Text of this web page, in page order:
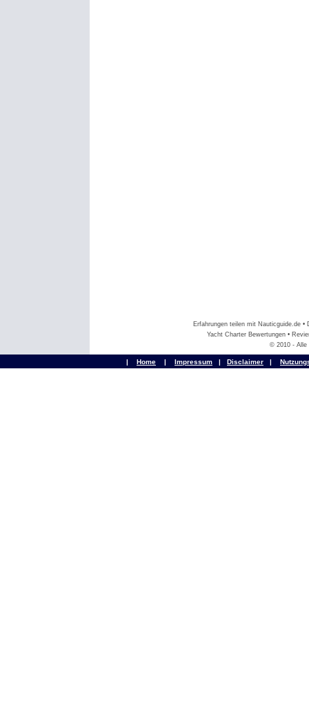
Erfahrungen teilen mit Nauticguide.de
Yacht Charter Bewertungen •
© 2010 - Alle
| Home | Impressum | Disclaimer |